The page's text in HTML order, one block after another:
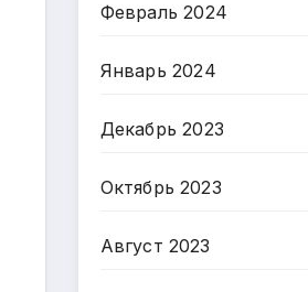
Февраль 2024
Январь 2024
Декабрь 2023
Октябрь 2023
Август 2023